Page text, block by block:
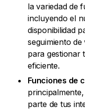
la variedad de
incluyendo el
disponibilidad
seguimiento
para gestionar
eficiente.
Funciones de
parte de tus